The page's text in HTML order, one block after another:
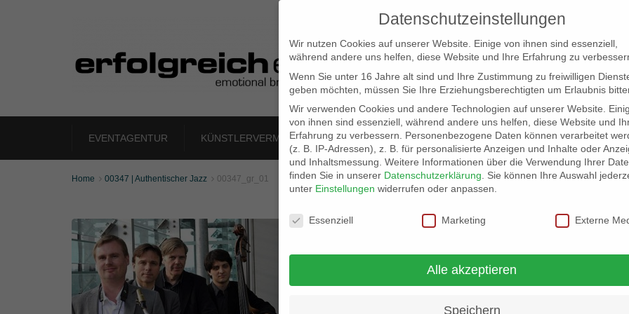
EVENTAGENTUR KÜNSTLERVERMITTLUNG LOCATION SCOUT ELB-LOCATION: PANORAMA
Home  00347 | Authentischer Jazz  00347_gr_01
Datenschutzeinstellungen
Wir nutzen Cookies auf unserer Website. Einige von ihnen sind essenziell,
während andere uns helfen, diese Website und Ihre Erfahrung zu
Wenn Sie unter 16 Jahre alt sind und Ihre Zustimmung zu freiwilligen
geben möchten, müssen Sie Ihre Erziehungsberechtigten um Erlaubnis
Wir verwenden Cookies und andere Technologien auf unserer Website.
von ihnen sind essenziell, während andere uns helfen, diese Website und
Erfahrung zu verbessern.
Personenbezogene Daten können verarbeitet
(z. B. IP-Adressen), z. B. für personalisierte Anzeigen und Inhalte oder
und Inhaltsmessung. Weitere Informationen über die Verwendung Ihrer
finden Sie in unserer Datenschutzerklärung
Sie können Ihre Auswahl
unter Einstellungen widerrufen oder anpassen.
Datenschutzeinstellungen
Essenziell Marketing Externe
Alle akzeptieren
Speichern